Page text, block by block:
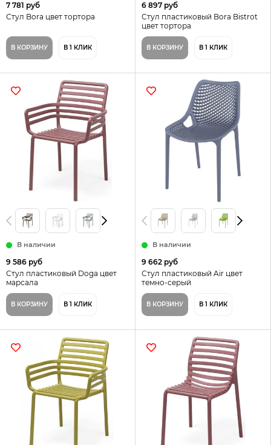
7 781 руб
Стул Bora цвет тортора
В КОРЗИНУ В 1 КЛИК
6 897 руб
Стул пластиковый Bora Bistrot
цвет тортора
В КОРЗИНУ В 1 КЛИК
В наличии
9 586 руб
Стул пластиковый Doga цвет
марсала
В КОРЗИНУ В 1 КЛИК
В наличии
9 662 руб
Стул пластиковый Air цвет
темно-серый
В КОРЗИНУ В 1 КЛИК